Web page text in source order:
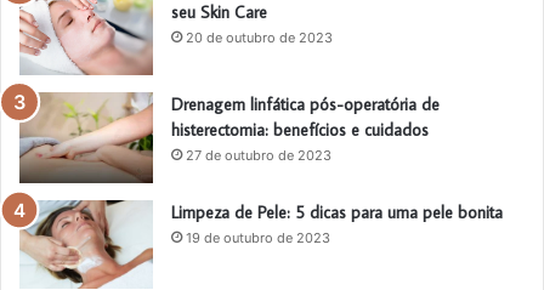
seu Skin Care
20 de outubro de 2023
Drenagem linfática pós-operatória de
histerectomia: benefícios e cuidados
27 de outubro de 2023
Limpeza de Pele: 5 dicas para uma pele bonita
19 de outubro de 2023